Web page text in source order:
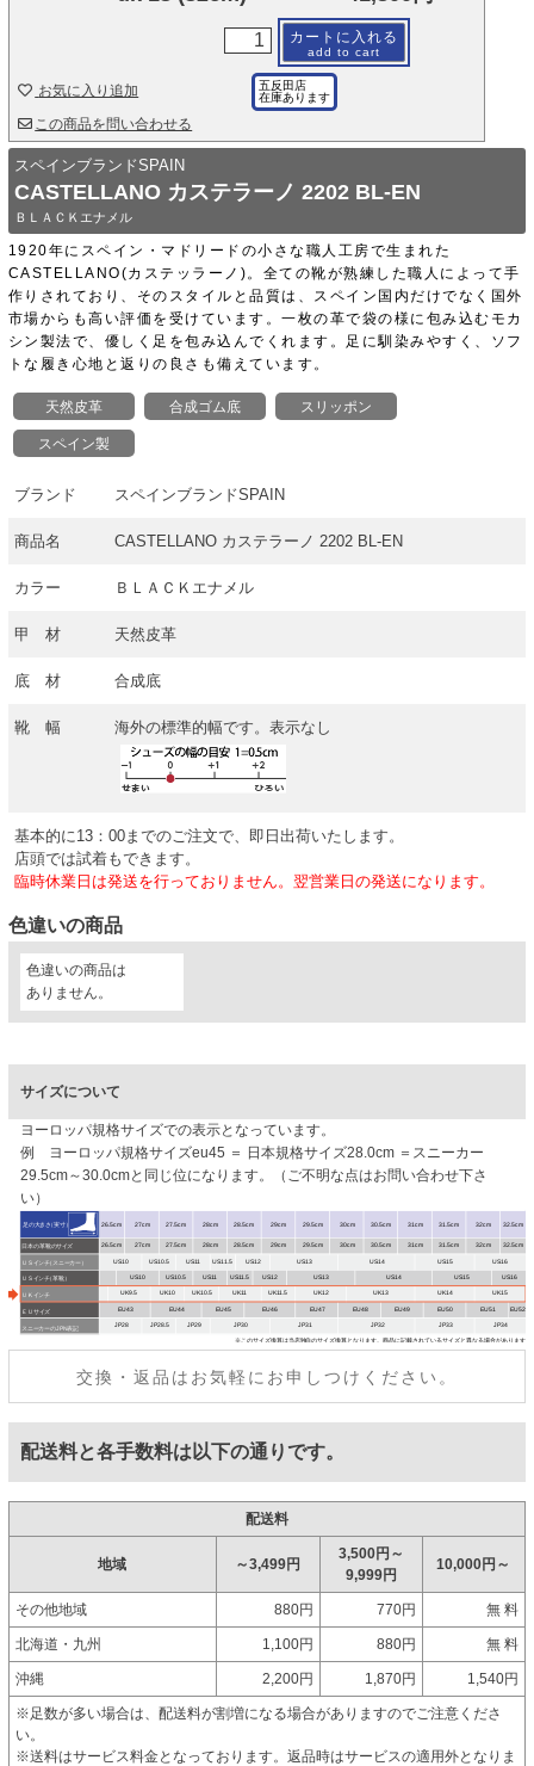
1920年にスペイン・マドリードの小さな職人工房で生まれた
CASTELLANO(カステッラーノ)。全ての靴が熟練した職人によって手
作りされており、そのスタイルと品質は、スペイン国内だけでなく国外
市場からも高い評価を受けています。一枚の革で袋の様に包み込むモカ
シン製法で、優しく足を包み込んでくれます。足に馴染みやすく、ソフ
トな履き心地と返りの良さも備えています。
天然皮革 合成ゴム底 スリッポン
スペイン製
ブランド スペインブランドSPAIN
商品名 CASTELLANO カステラーノ 2202 BL-EN
カラー ＢＬＡＣＫエナメル
甲 材 天然皮革
底 材 合成底
靴 幅 海外の標準的幅です。表示なし
基本的に13：00までのご注文で、即日出荷いたします。
店頭では試着もできます。
臨時休業日は発送を行っておりません。翌営業日の発送になります。
色違いの商品
色違いの商品は
ありません。
スペインブランドSPAIN
CASTELLANO カステラーノ 2202 BL-EN
ＢＬＡＣＫエナメル
カートに入れる
add to cart
五反田店
在庫あります
お気に入り追加
この商品を問い合わせる
サイズについて
交換・返品はお気軽にお申しつけください。
ヨーロッパ規格サイズでの表示となっています。
例 ヨーロッパ規格サイズeu45 ＝ 日本規格サイズ28.0cm ＝スニーカー
29.5cm～30.0cmと同じ位になります。（ご不明な点はお問い合わせ下さ
い）
配送料と各手数料は以下の通りです。
配送料
地域 ～3,499円
3,500円～
9,999円
10,000円～
その他地域 880円 770円 無 料
北海道・九州 1,100円 880円 無 料
沖縄 2,200円 1,870円 1,540円
※足数が多い場合は、配送料が割増になる場合がありますのでご注意くださ
い。
※送料はサービス料金となっております。返品時はサービスの適用外となりま